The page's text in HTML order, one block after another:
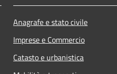
Anagrafe e stato civile
Imprese e Commercio
Catasto e urbanistica